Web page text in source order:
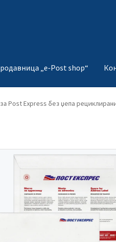
„e-Post shop“
Post Express без џепа